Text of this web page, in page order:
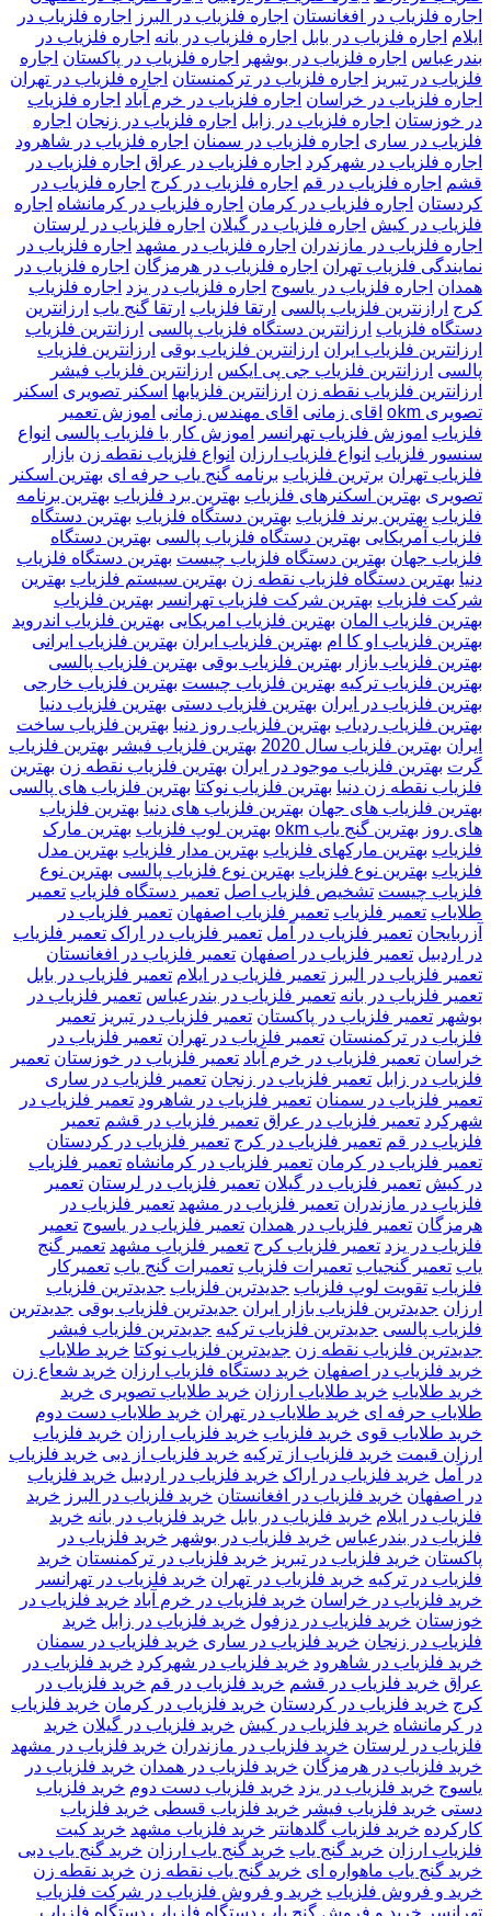
اجاره فلزیاب در افغانستان اجاره فلزیاب در البرز اجاره فلزیاب در
ایلام اجاره فلزیاب در بابل اجاره فلزیاب در بانه اجاره فلزیاب در
بندرعباس اجاره فلزیاب در بوشهر اجاره فلزیاب در پاکستان اجاره
فلزیاب در تبریز اجاره فلزیاب در ترکمنستان اجاره فلزیاب در تهران
اجاره فلزیاب در خراسان اجاره فلزیاب در خرم آباد اجاره فلزیاب
در خوزستان اجاره فلزیاب در زابل اجاره فلزیاب در زنجان اجاره
فلزیاب در ساری اجاره فلزیاب در سمنان اجاره فلزیاب در شاهرود
اجاره فلزیاب در شهرکرد اجاره فلزیاب در عراق اجاره فلزیاب در
قشم اجاره فلزیاب در قم اجاره فلزیاب در کرج اجاره فلزیاب در
کردستان اجاره فلزیاب در کرمان اجاره فلزیاب در کرمانشاه اجاره
فلزیاب در کیش اجاره فلزیاب در گیلان اجاره فلزیاب در لرستان
اجاره فلزیاب در مازندران اجاره فلزیاب در مشهد اجاره فلزیاب در
نمایندگی فلزیاب تهران اجاره فلزیاب در هرمزگان اجاره فلزیاب در
همدان اجاره فلزیاب در یاسوج اجاره فلزیاب در یزد اجاره فلزیاب
کرج ارازنترین فلزیاب پالسی ارتقا فلزیاب ارتقا گنج یاب ارزانترین
دستگاه فلزیاب ارزانترین دستگاه فلزیاب پالسی ارزانترین فلزیاب
ارزانترین فلزیاب ایران ارزانترین فلزیاب بوقی ارزانترین فلزیاب
پالسی ارزانترین فلزیاب جی پی ایکس ارزانترین فلزیاب فیشر
ارزانترین فلزیاب نقطه زن ارزانترین فلزیابها اسکنر تصویری اسکنر
تصویری okm
اقای زمانی اقای مهندس زمانی اموزش تعمیر
فلزیاب اموزش فلزیاب تهرانسر اموزش کار با فلزیاب پالسی انواع
سنسور فلزیاب انواع فلزیاب ارزان انواع فلزیاب نقطه زن بازار
فلزیاب تهران برترین فلزیاب برنامه گنج یاب حرفه ای بهترین اسکنر
تصویری بهترین اسکنرهای فلزیاب بهترین برد فلزیاب بهترین برنامه
فلزیاب بهترین برند فلزیاب بهترین دستگاه فلزیاب بهترین دستگاه
فلزیاب آمریکایی بهترین دستگاه فلزیاب پالسی بهترین دستگاه
فلزیاب جهان بهترین دستگاه فلزیاب چیست بهترین دستگاه فلزیاب
دنیا بهترین دستگاه فلزیاب نقطه زن بهترین سیستم فلزیاب بهترین
شرکت فلزیاب بهترین شرکت فلزیاب تهرانسر بهترین فلزیاب
بهترین فلزیاب المان بهترین فلزیاب امریکایی بهترین فلزیاب اندروید
بهترین فلزیاب او کا ام بهترین فلزیاب ایران بهترین فلزیاب ایرانی
بهترین فلزیاب بازار بهترین فلزیاب بوقی بهترین فلزیاب پالسی
بهترین فلزیاب ترکیه بهترین فلزیاب چیست بهترین فلزیاب خارجی
بهترین فلزیاب در ایران بهترین فلزیاب دستی بهترین فلزیاب دنیا
بهترین فلزیاب ردیاب بهترین فلزیاب روز دنیا بهترین فلزیاب ساخت
ایران بهترین فلزیاب سال 2020 بهترین فلزیاب فیشر بهترین فلزیاب
گرت بهترین فلزیاب موجود در ایران بهترین فلزیاب نقطه زن بهترین
فلزیاب نقطه زن دنیا بهترین فلزیاب نوکتا بهترین فلزیاب های پالسی
بهترین فلزیاب های جهان بهترین فلزیاب های دنیا بهترین فلزیاب
های روز بهترین گنج یاب okm بهترین لوپ فلزیاب بهترین مارک
فلزیاب بهترین مارکهای فلزیاب بهترین مدار فلزیاب بهترین مدل
فلزیاب بهترین نوع فلزیاب بهترین نوع فلزیاب پالسی بهترین نوع
فلزیاب چیست تشخیص فلزیاب اصل تعمیر دستگاه فلزیاب تعمیر
طلایاب تعمیر فلزیاب تعمیر فلزیاب اصفهان تعمیر فلزیاب در
آزربایجان تعمیر فلزیاب در آمل تعمیر فلزیاب در اراک تعمیر فلزیاب
در اردبیل تعمیر فلزیاب در اصفهان تعمیر فلزیاب در افغانستان
تعمیر فلزیاب در البرز تعمیر فلزیاب در ایلام تعمیر فلزیاب در بابل
تعمیر فلزیاب در بانه تعمیر فلزیاب در بندرعباس تعمیر فلزیاب در
بوشهر تعمیر فلزیاب در پاکستان تعمیر فلزیاب در تبریز تعمیر
فلزیاب در ترکمنستان تعمیر فلزیاب در تهران تعمیر فلزیاب در
خراسان تعمیر فلزیاب در خرم آباد تعمیر فلزیاب در خوزستان تعمیر
فلزیاب در زابل تعمیر فلزیاب در زنجان تعمیر فلزیاب در ساری
تعمیر فلزیاب در سمنان تعمیر فلزیاب در شاهرود تعمیر فلزیاب در
شهرکرد تعمیر فلزیاب در عراق تعمیر فلزیاب در قشم تعمیر
فلزیاب در قم تعمیر فلزیاب در کرج تعمیر فلزیاب در کردستان
تعمیر فلزیاب در کرمان تعمیر فلزیاب در کرمانشاه تعمیر فلزیاب
در کیش تعمیر فلزیاب در گیلان تعمیر فلزیاب در لرستان تعمیر
فلزیاب در مازندران تعمیر فلزیاب در مشهد تعمیر فلزیاب در
هرمزگان تعمیر فلزیاب در همدان تعمیر فلزیاب در یاسوج تعمیر
فلزیاب در یزد تعمیر فلزیاب کرج تعمیر فلزیاب مشهد تعمیر گنج
یاب تعمیر گنجیاب تعمیرات فلزیاب تعمیرات گنج یاب تعمیرکار
فلزیاب تقویت لوپ فلزیاب جدیدترین فلزیاب جدیدترین فلزیاب
ارزان جدیدترین فلزیاب بازار ایران جدیدترین فلزیاب بوقی جدیدترین
فلزیاب پالسی جدیدترین فلزیاب ترکیه جدیدترین فلزیاب فیشر
جدیدترین فلزیاب نقطه زن جدیدترین فلزیاب نوکتا خريد طلاياب
خريد فلزياب در اصفهان خرید دستگاه فلزیاب ارزان خرید شعاع زن
خرید طلایاب خرید طلایاب ارزان خرید طلایاب تصویری خرید
طلایاب حرفه ای خرید طلایاب در تهران خرید طلایاب دست دوم
خرید طلایاب قوی خرید فلزیاب خرید فلزیاب ارزان خرید فلزیاب
ارزان قیمت خرید فلزیاب از ترکیه خرید فلزیاب از دبی خرید فلزیاب
در آمل خرید فلزیاب در اراک خرید فلزیاب در اردبیل خرید فلزیاب
در اصفهان خرید فلزیاب در افغانستان خرید فلزیاب در البرز خرید
فلزیاب در ایلام خرید فلزیاب در بابل خرید فلزیاب در بانه خرید
فلزیاب در بندرعباس خرید فلزیاب در بوشهر خرید فلزیاب در
پاکستان خرید فلزیاب در تبریز خرید فلزیاب در ترکمنستان خرید
فلزیاب در ترکیه خرید فلزیاب در تهران خرید فلزیاب در تهرانسر
خرید فلزیاب در خراسان خرید فلزیاب در خرم آباد خرید فلزیاب در
خوزستان خرید فلزیاب در دزفول خرید فلزیاب در زابل خرید
فلزیاب در زنجان خرید فلزیاب در ساری خرید فلزیاب در سمنان
خرید فلزیاب در شاهرود خرید فلزیاب در شهرکرد خرید فلزیاب در
عراق خرید فلزیاب در قشم خرید فلزیاب در قم خرید فلزیاب در
کرج خرید فلزیاب در کردستان خرید فلزیاب در کرمان خرید فلزیاب
در کرمانشاه خرید فلزیاب در کیش خرید فلزیاب در گیلان خرید
فلزیاب در لرستان خرید فلزیاب در مازندران خرید فلزیاب در مشهد
خرید فلزیاب در هرمزگان خرید فلزیاب در همدان خرید فلزیاب در
یاسوج خرید فلزیاب در یزد خرید فلزیاب دست دوم خرید فلزیاب
دستی خرید فلزیاب فیشر خرید فلزیاب قسطی خرید فلزیاب
کارکرده خرید فلزیاب گلدهانتر خرید فلزیاب مشهد خرید کیت
فلزیاب ارزان خرید گنج یاب خرید گنج یاب ارزان خرید گنج یاب دبی
خرید گنج یاب ماهواره ای خرید گنج یاب نقطه زن خرید نقطه زن
خرید و فروش فلزیاب خرید و فروش فلزیاب در شرکت فلزیاب